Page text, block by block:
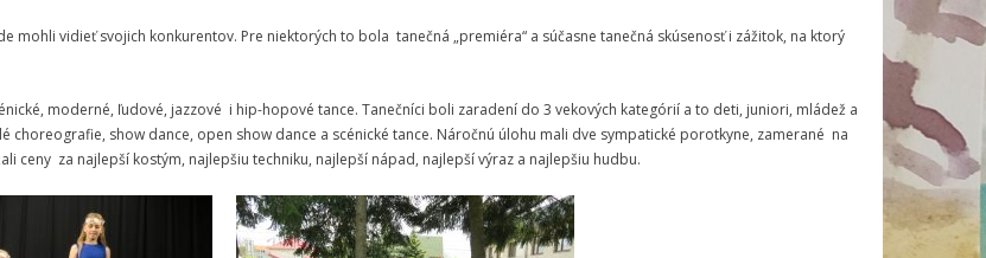
mohli vidieť svojich konkurentov. Pre niektorých to bola tanečná „premiéra“ a súčasne tanečná skúsenosť i zážitok, na ktorý
moderné, ľudové, jazzové i hip-hopové tance. Tanečníci boli zaradení do 3 vekových kategórií a to deti, juniori, mládež a
show dance, open show dance a scénické tance. Náročnú úlohu mali dve sympatické porotkyne, zamerané na
ceny za najlepší kostým, najlepšiu techniku, najlepší nápad, najlepší výraz a najlepšiu hudbu.